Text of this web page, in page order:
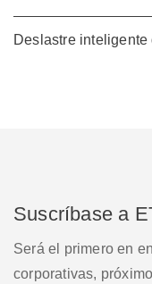
Deslastre
Suscríbase a
Será el primero en
corporativas,